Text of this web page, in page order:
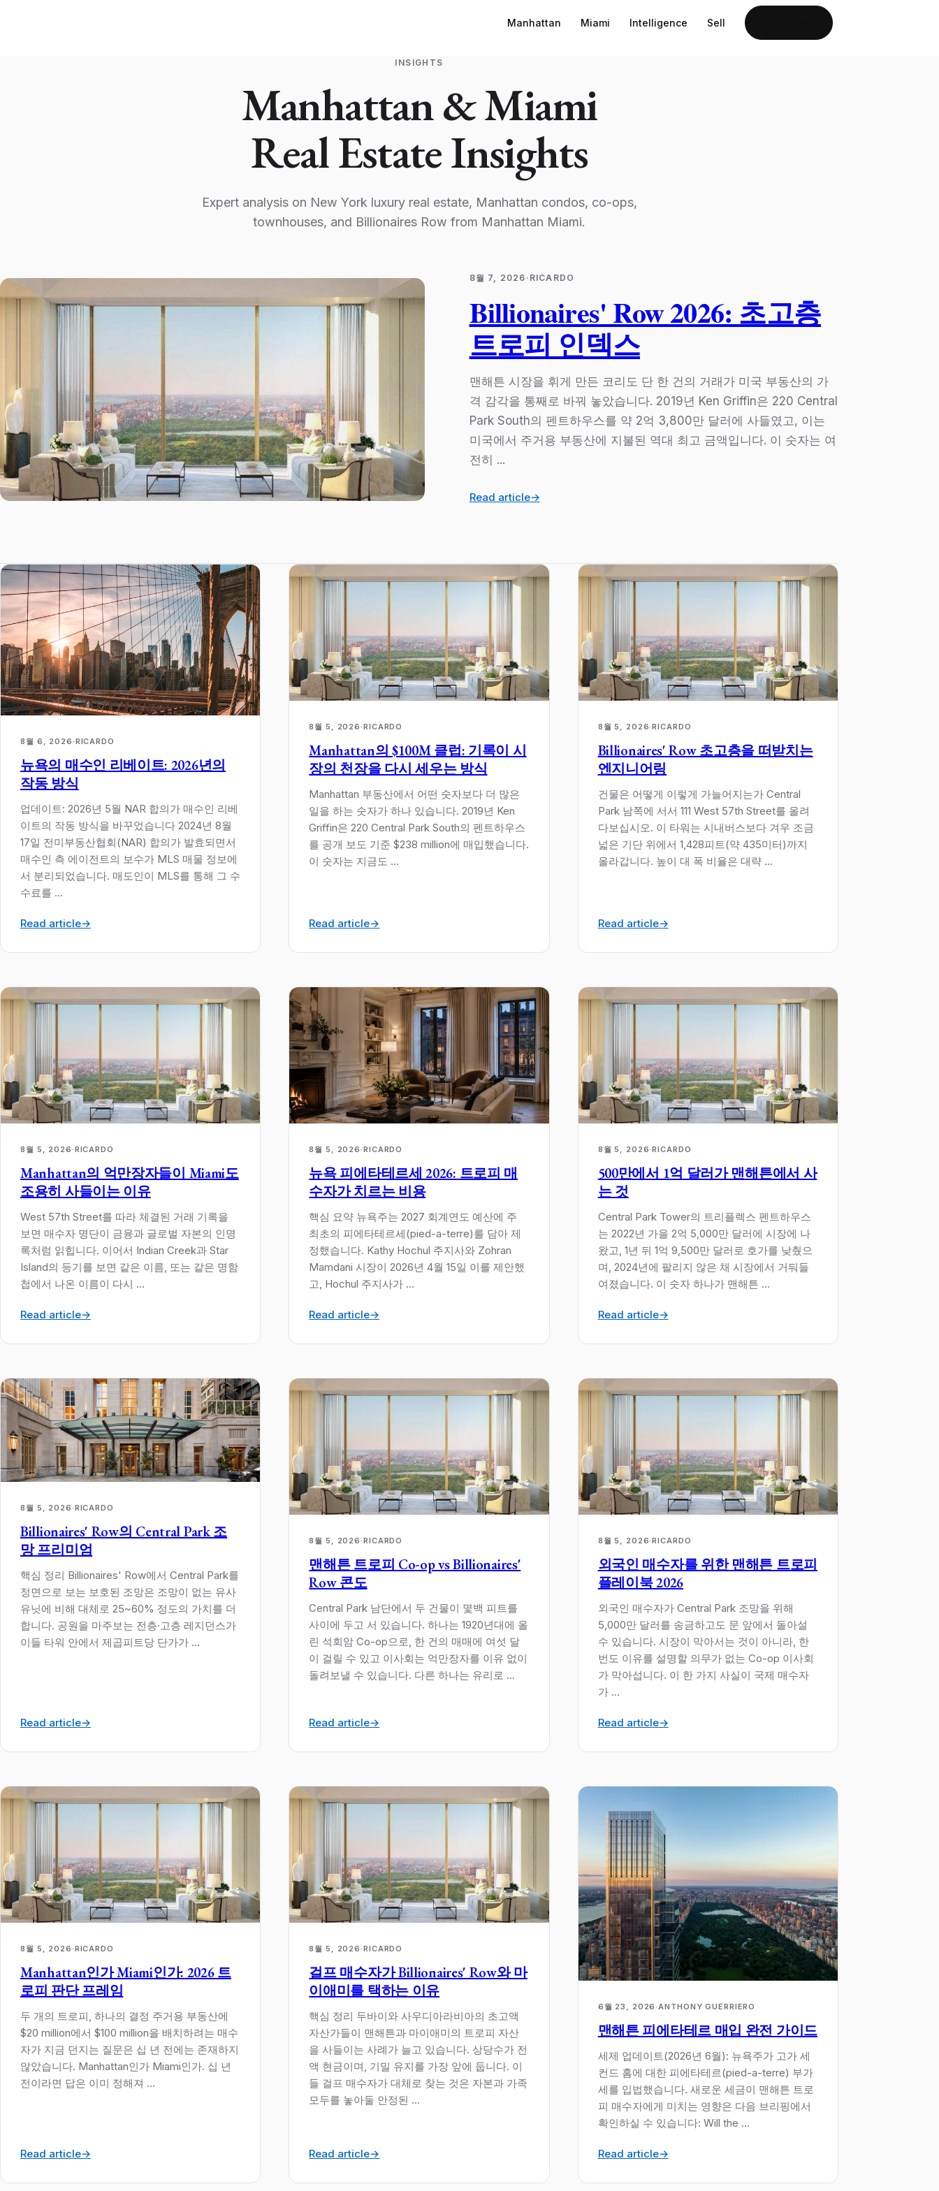
Manhattan Miami Intelligence Sell
INSIGHTS
Manhattan & Miami
Real Estate Insights
Expert analysis on New York luxury real estate, Manhattan condos, co-ops,
townhouses, and Billionaires Row from Manhattan Miami.
8월 7, 2026 · RICARDO
Billionaires' Row 2026: 초고층
트로피 인덱스
맨해튼 시장을 휘게 만든 코리도 단 한 건의 거래가 미국 부동산의 가
격 감각을 통째로 바꿔 놓았습니다. 2019년 Ken Griffin은 220 Central
Park South의 펜트하우스를 약 2억 3,800만 달러에 사들였고, 이는
미국에서 주거용 부동산에 지불된 역대 최고 금액입니다. 이 숫자는 여
전히 ...
Read article→
8월 6, 2026 ·RICARDO
뉴욕의 매수인 리베이트: 2026년의
작동 방식
업데이트: 2026년 5월 NAR 합의가 매수인 리베
이트의 작동 방식을 바꾸었습니다 2024년 8월
17일 전미부동산협회(NAR) 합의가 발효되면서
매수인 측 에이전트의 보수가 MLS 매물 정보에
서 분리되었습니다. 매도인이 MLS를 통해 그 수
수료를 ...
Read article→
8월 5, 2026 ·RICARDO
Manhattan의 $100M 클럽: 기록이 시
장의 천장을 다시 세우는 방식
Manhattan 부동산에서 어떤 숫자보다 더 많은
일을 하는 숫자가 하나 있습니다. 2019년 Ken
Griffin은 220 Central Park South의 펜트하우스
를 공개 보도 기준 $238 million에 매입했습니다.
이 숫자는 지금도 ...
Read article→
8월 5, 2026·RICARDO
Billionaires' Row 초고층을 떠받치는
엔지니어링
건물은 어떻게 이렇게 가늘어지는가 Central
Park 남쪽에 서서 111 West 57th Street를 올려
다보십시오. 이 타워는 시내버스보다 겨우 조금
넓은 기단 위에서 1,428피트(약 435미터)까지
올라갑니다. 높이 대 폭 비율은 대략 ...
Read article→
8월 5, 2026 ·RICARDO
Manhattan의 억만장자들이 Miami도
조용히 사들이는 이유
West 57th Street를 따라 체결된 거래 기록을
보면 매수자 명단이 금융과 글로벌 자본의 인명
록처럼 읽힙니다. 이어서 Indian Creek과 Star
Island의 등기를 보면 같은 이름, 또는 같은 명함
첩에서 나온 이름이 다시 ...
Read article→
8월 5, 2026 ·RICARDO
뉴욕 피에타테르세 2026: 트로피 매
수자가 치르는 비용
핵심 요약 뉴욕주는 2027 회계연도 예산에 주
최초의 피에타테르세(pied-a-terre)를 담아 제
정했습니다. Kathy Hochul 주지사와 Zohran
Mamdani 시장이 2026년 4월 15일 이를 제안했
고, Hochul 주지사가 ...
Read article→
8월 5, 2026·RICARDO
500만에서 1억 달러가 맨해튼에서 사
는 것
Central Park Tower의 트리플렉스 펜트하우스
는 2022년 가을 2억 5,000만 달러에 시장에 나
왔고, 1년 뒤 1억 9,500만 달러로 호가를 낮췄으
며, 2024년에 팔리지 않은 채 시장에서 거둬들
여졌습니다. 이 숫자 하나가 맨해튼 ...
Read article→
8월 5, 2026 ·RICARDO
Billionaires' Row의 Central Park 조
망 프리미엄
핵심 정리 Billionaires' Row에서 Central Park를
정면으로 보는 보호된 조망은 조망이 없는 유사
유닛에 비해 대체로 25~60% 정도의 가치를 더
합니다. 공원을 마주보는 전층·고층 레지던스가
이들 타워 안에서 제곱피트당 단가가 ...
Read article→
8월 5, 2026 ·RICARDO
맨해튼 트로피 Co-op vs Billionaires'
Row 콘도
Central Park 남단에서 두 건물이 몇백 피트를
사이에 두고 서 있습니다. 하나는 1920년대에 올
린 석회암 Co-op으로, 한 건의 매매에 여섯 달
이 걸릴 수 있고 이사회는 억만장자를 이유 없이
돌려보낼 수 있습니다. 다른 하나는 유리로 ...
Read article→
8월 5, 2026·RICARDO
외국인 매수자를 위한 맨해튼 트로피
플레이북 2026
외국인 매수자가 Central Park 조망을 위해
5,000만 달러를 송금하고도 문 앞에서 돌아설
수 있습니다. 시장이 막아서는 것이 아니라, 한
번도 이유를 설명할 의무가 없는 Co-op 이사회
가 막아섭니다. 이 한 가지 사실이 국제 매수자
가 ...
Read article→
8월 5, 2026 ·RICARDO
Manhattan인가 Miami인가: 2026 트
로피 판단 프레임
두 개의 트로피, 하나의 결정 주거용 부동산에
$20 million에서 $100 million을 배치하려는 매수
자가 지금 던지는 질문은 십 년 전에는 존재하지
않았습니다. Manhattan인가 Miami인가. 십 년
전이라면 답은 이미 정해져 ...
Read article→
8월 5, 2026 ·RICARDO
걸프 매수자가 Billionaires' Row와 마
이애미를 택하는 이유
핵심 정리 두바이와 사우디아라비아의 초고액
자산가들이 맨해튼과 마이애미의 트로피 자산
을 사들이는 사례가 늘고 있습니다. 상당수가 전
액 현금이며, 기밀 유지를 가장 앞에 둡니다. 이
들 걸프 매수자가 대체로 찾는 것은 자본과 가족
모두를 놓아둘 안정된 ...
Read article→
6월 23, 2026 ·ANTHONY GUERRIERO
맨해튼 피에타테르 매입 완전 가이드
세제 업데이트(2026년 6월): 뉴욕주가 고가 세
컨드 홈에 대한 피에타테르(pied-a-terre) 부가
세를 입법했습니다. 새로운 세금이 맨해튼 트로
피 매수자에게 미치는 영향은 다음 브리핑에서
확인하실 수 있습니다: Will the ...
Read article→